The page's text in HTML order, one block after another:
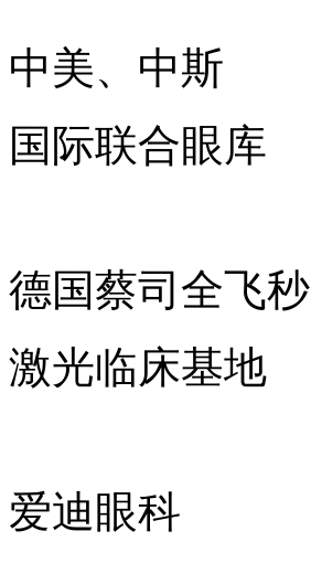
中美、中斯
国际联合眼库
德国蔡司全飞秒
激光临床基地
爱迪眼科